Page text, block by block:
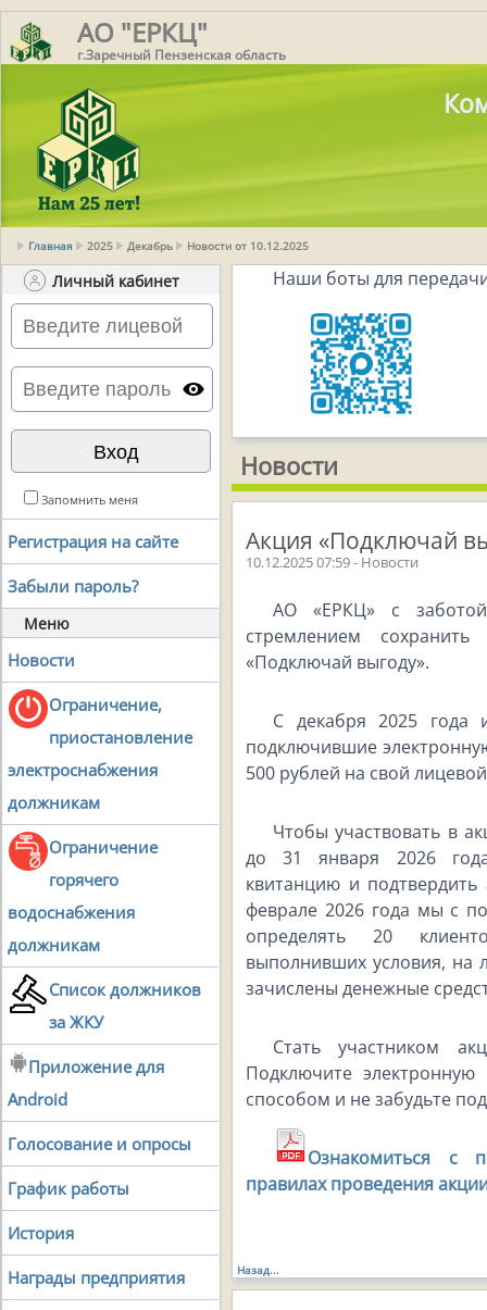
АО "ЕРКЦ"
г.Заречный Пензенская область
Главная 2025 Декабрь Новости от 10.12.2025
Личный кабинет
Запомнить меня
Регистрация на сайте
Забыли пароль?
Меню
Новости
Ограничение,
приостановление
электроснабжения
должникам
Ограничение
горячего
водоснабжения
должникам
Список должников
за ЖКУ
Приложение для
Android
Голосование и опросы
График работы
История
Награды предприятия
Наши боты для
Новости
Акция «Подключай
10.12.2025 07:59 - Новости
АО «ЕРКЦ» с
стремлением
«Подключай выгоду».
С декабря 2025 года
подключившие
500 рублей на свой
Чтобы участвовать в
до 31 января 2026
квитанцию и
феврале 2026 года мы с
определять 20
выполнивших условия, на
зачислены денежные
Стать участником
Подключите
способом и не забудьте
Ознакомиться с
правилах проведения
Назад...